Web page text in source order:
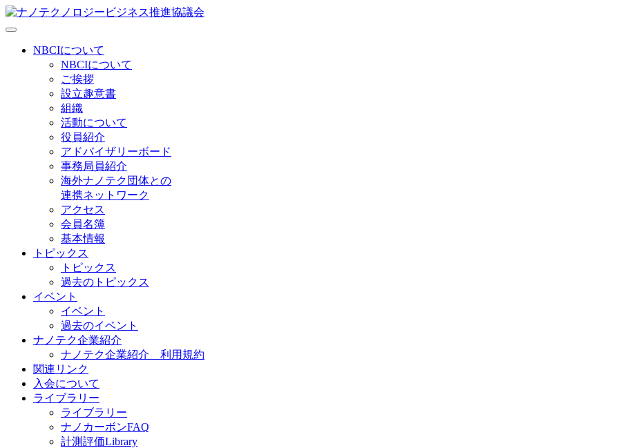
NBCIについて
NBCIについて
ご挨拶
設立趣意書
組織
活動について
役員紹介
アドバイザリーボード
事務局員紹介
海外ナノテク団体との
連携ネットワーク
アクセス
会員名簿
基本情報
トピックス
トピックス
過去のトピックス
イベント
イベント
過去のイベント
ナノテク企業紹介
ナノテク企業紹介 利用規約
関連リンク
入会について
ライブラリー
ライブラリー
ナノカーボンFAQ
計測評価Library